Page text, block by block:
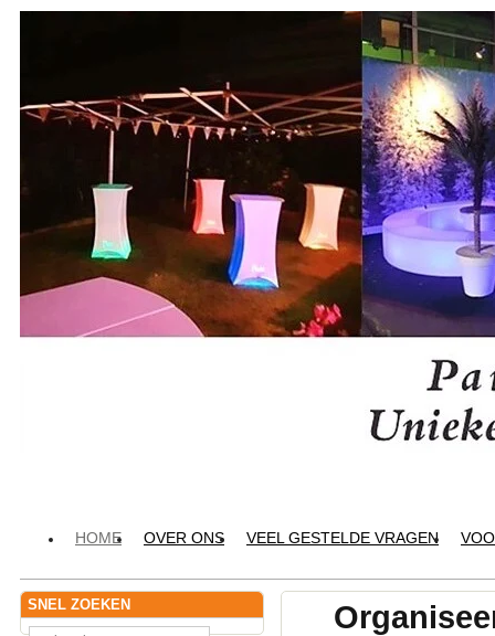
HOME OVER ONS VEEL GESTELDE VRAGEN
SNEL ZOEKEN